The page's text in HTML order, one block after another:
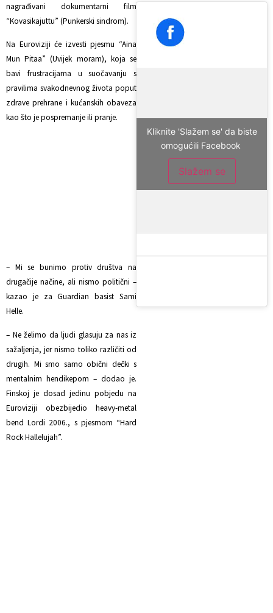
nagrađivani dokumentarni film
“Kovasikajuttu” (Punkerski sindrom).
Na Euroviziji će izvesti pjesmu “Aina
Mun Pitaa” (Uvijek moram), koja se
bavi frustracijama u suočavanju s
pravilima svakodnevnog života poput
zdrave prehrane i kućanskih obaveza
kao što je pospremanje ili pranje.
– Mi se bunimo protiv društva na
drugačije načine, ali nismo politični –
kazao je za Guardian basist Sami
Helle.
– Ne želimo da ljudi glasuju za nas iz
sažaljenja, jer nismo toliko različiti od
drugih. Mi smo samo obični dečki s
mentalnim hendikepom – dodao je.
Finskoj je dosad jedinu pobjedu na
Euroviziji obezbijedio heavy-metal
bend Lordi 2006., s pjesmom “Hard
Rock Hallelujah”.
Kliknite 'Slažem se' da biste
omogućili Facebook
Slažem se